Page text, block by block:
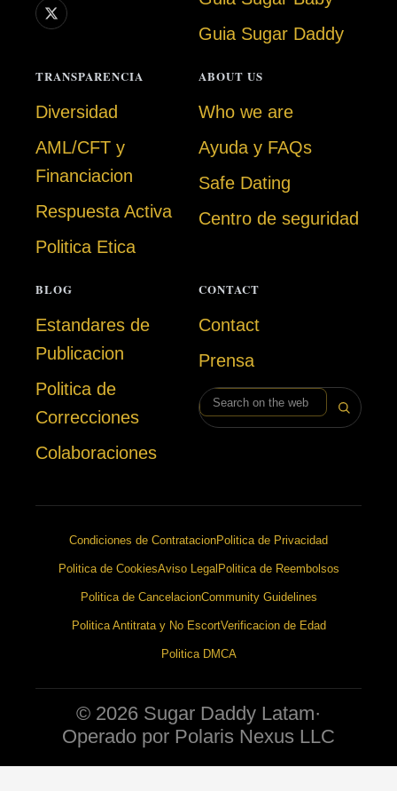
Guia Sugar Daddy
TRANSPARENCIA
Diversidad
AML/CFT y
Financiacion
Respuesta Activa
Politica Etica
ABOUT US
Who we are
Ayuda y FAQs
Safe Dating
Centro de seguridad
BLOG
Estandares de
Publicacion
Politica de
Correcciones
Colaboraciones
CONTACT
Contact
Prensa
Search on the web
Condiciones de ContratacionPolitica de Privacidad
Politica de CookiesAviso Legal Politica de Reembolsos
Politica de CancelacionCommunity Guidelines
Politica Antitrata y No EscortVerificacion de Edad
Politica DMCA
© 2026 Sugar Daddy Latam·
Operado por Polaris Nexus LLC